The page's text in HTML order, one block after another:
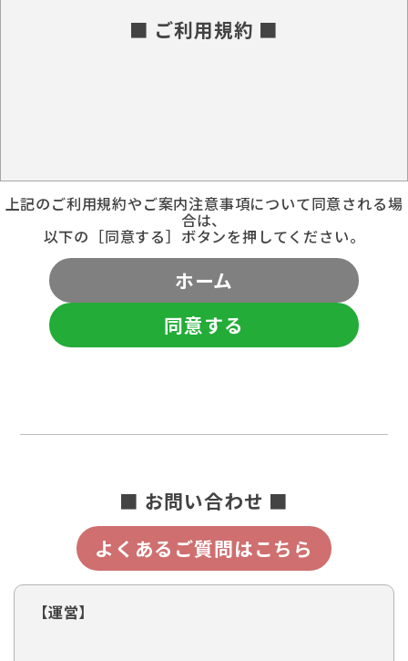
■ ご利用規約 ■
上記のご利用規約やご案内注意事項について同意される場
合は、
以下の［同意する］ボタンを押してください。
ホーム
同意する
■ お問い合わせ ■
よくあるご質問はこちら
【運営】